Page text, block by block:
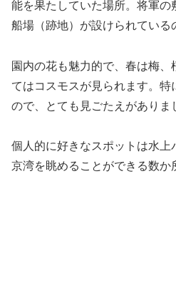
能を果たしていた場所。将軍
船場（跡地）が設けられている
園内の花も魅力的で、春は梅
てはコスモスが見られます。特
ので、とても見ごたえがありま
個人的に好きなスポットは水上
京湾を眺めることができる数か